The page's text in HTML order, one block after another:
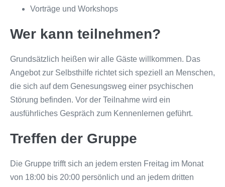
Vorträge und Workshops
Wer kann teilnehmen?
Grundsätzlich heißen wir alle Gäste willkommen. Das
Angebot zur Selbsthilfe richtet sich speziell an Menschen,
die sich auf dem Genesungsweg einer psychischen
Störung befinden. Vor der Teilnahme wird ein
ausführliches Gespräch zum Kennenlernen geführt.
Treffen der Gruppe
Die Gruppe trifft sich an jedem ersten Freitag im Monat
von 18:00 bis 20:00 persönlich und an jedem dritten